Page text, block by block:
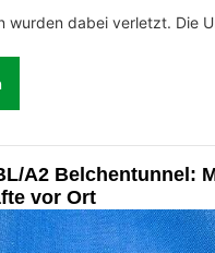
wurden dabei verletzt. Die
A2 Belchentunnel:
vor Ort